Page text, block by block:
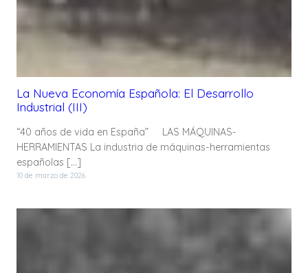
La Nueva Economía Española: El Desarrollo
Industrial (III)
“40 años de vida en España” LAS MÁQUINAS-
HERRAMIENTAS La industria de máquinas-herramientas
españolas […]
10 de marzo de 2026